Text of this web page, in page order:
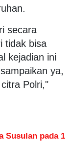
secara
tidak bisa
kejadian ini
ya,
Polri,"
Susulan pada 1